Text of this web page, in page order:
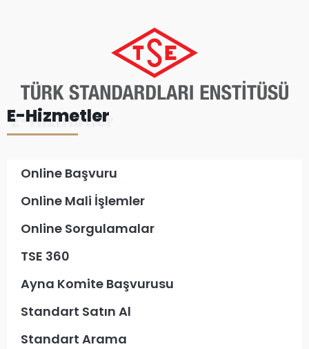
E-Hizmetler
Online Başvuru
Online Mali İşlemler
Online Sorgulamalar
TSE 360
Ayna Komite Başvurusu
Standart Satın Al
Standart Arama